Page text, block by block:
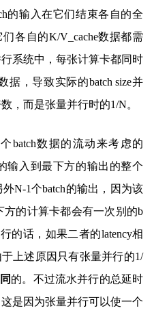
的输入在它们结束各自的全
各自的K/V_cache数据都需
系统中，每张计算卡都同时
据，导致实际的batch size并
，而是张量并行时的1/N。
batch数据的流动来考虑的
输入到最下方的输出的整个
N-1个batch的输出，因为该
方的计算卡都会有一次别的b
的话，如果二者的latency相
于上述原因只有张量并行的1/
的。不过流水并行的总延时
是因为张量并行可以使一个